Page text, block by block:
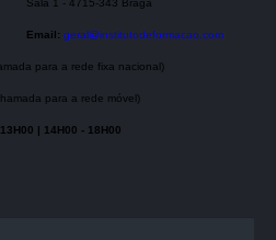
Sala 1 - 4715-343 Braga
Email: geral@institutodeformacao.com
para a rede fixa nacional)
para a rede móvel)
| 14H00 - 18H00